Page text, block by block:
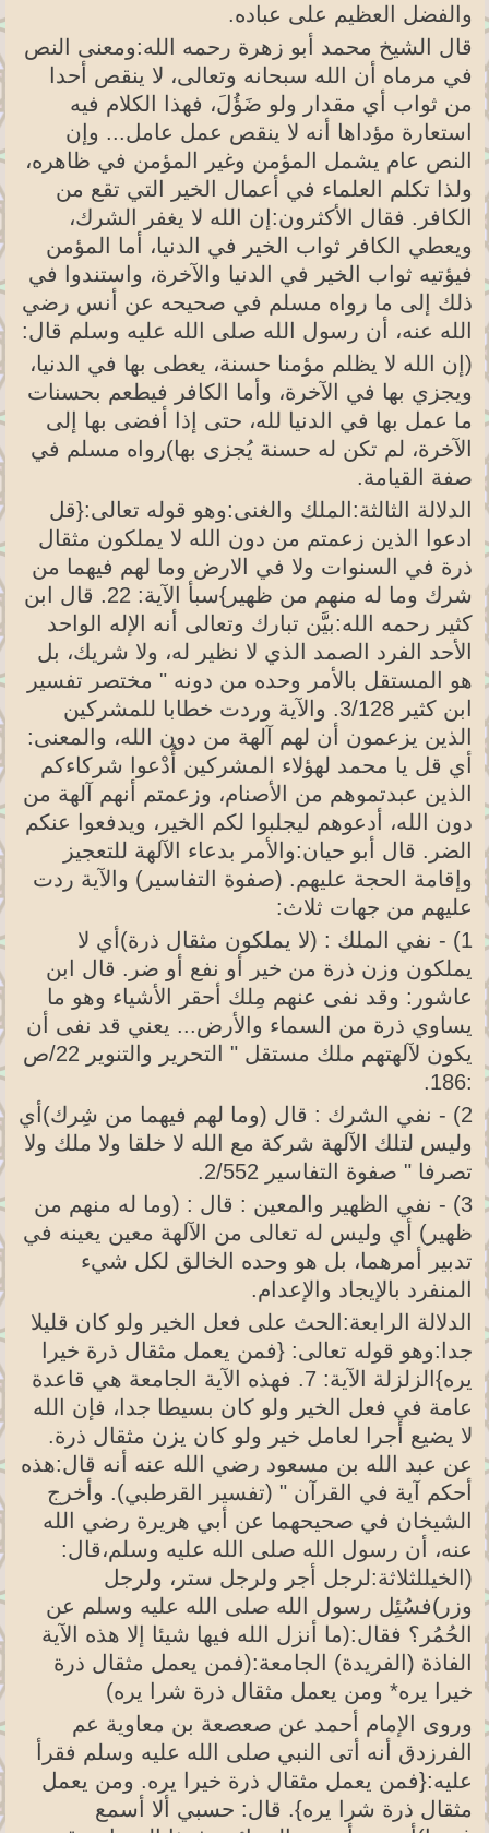
والفضل العظيم على عباده.
قال الشيخ محمد أبو زهرة رحمه الله:ومعنى النص
في مرماه أن الله سبحانه وتعالى، لا ينقص أحدا
من ثواب أي مقدار ولو ضَؤُلَ، فهذا الكلام فيه
استعارة مؤداها أنه لا ينقص عمل عامل... وإن
النص عام يشمل المؤمن وغير المؤمن في ظاهره،
ولذا تكلم العلماء في أعمال الخير التي تقع من
الكافر. فقال الأكثرون:إن الله لا يغفر الشرك،
ويعطي الكافر ثواب الخير في الدنيا، أما المؤمن
فيؤتيه ثواب الخير في الدنيا والآخرة، واستندوا في
ذلك إلى ما رواه مسلم في صحيحه عن أنس رضي
الله عنه، أن رسول الله صلى الله عليه وسلم قال:
(إن الله لا يظلم مؤمنا حسنة، يعطى بها في الدنيا،
ويجزي بها في الآخرة، وأما الكافر فيطعم بحسنات
ما عمل بها في الدنيا لله، حتى إذا أفضى بها إلى
الآخرة، لم تكن له حسنة يُجزى بها)رواه مسلم في
صفة القيامة.
الدلالة الثالثة:الملك والغنى:وهو قوله تعالى:{قل
ادعوا الذين زعمتم من دون الله لا يملكون مثقال
ذرة في السنوات ولا في الارض وما لهم فيهما من
شرك وما له منهم من ظهير}سبأ الآية: 22. قال ابن
كثير رحمه الله:بيَّن تبارك وتعالى أنه الإله الواحد
الأحد الفرد الصمد الذي لا نظير له، ولا شريك، بل
هو المستقل بالأمر وحده من دونه " مختصر تفسير
ابن كثير 3/128. والآية وردت خطابا للمشركين
الذين يزعمون أن لهم آلهة من دون الله، والمعنى:
أي قل يا محمد لهؤلاء المشركين أُدْعوا شركاءكم
الذين عبدتموهم من الأصنام، وزعمتم أنهم آلهة من
دون الله، أدعوهم ليجلبوا لكم الخير، ويدفعوا عنكم
الضر. قال أبو حيان:والأمر بدعاء الآلهة للتعجيز
وإقامة الحجة عليهم. (صفوة التفاسير) والآية ردت
عليهم من جهات ثلاث:
1) - نفي الملك : (لا يملكون مثقال ذرة)أي لا
يملكون وزن ذرة من خير أو نفع أو ضر. قال ابن
عاشور: وقد نفى عنهم مِلك أحقر الأشياء وهو ما
يساوي ذرة من السماء والأرض... يعني قد نفى أن
يكون لآلهتهم ملك مستقل " التحرير والتنوير 22/ص
:186.
2) - نفي الشرك : قال (وما لهم فيهما من شِرك)أي
وليس لتلك الآلهة شركة مع الله لا خلقا ولا ملك ولا
تصرفا " صفوة التفاسير 2/552.
3) - نفي الظهير والمعين : قال : (وما له منهم من
ظهير) أي وليس له تعالى من الآلهة معين يعينه في
تدبير أمرهما، بل هو وحده الخالق لكل شيء
المنفرد بالإيجاد والإعدام.
الدلالة الرابعة:الحث على فعل الخير ولو كان قليلا
جدا:وهو قوله تعالى: {فمن يعمل مثقال ذرة خيرا
يره}الزلزلة الآية: 7. فهذه الآية الجامعة هي قاعدة
عامة في فعل الخير ولو كان بسيطا جدا، فإن الله
لا يضيع أجرا لعامل خير ولو كان يزن مثقال ذرة.
عن عبد الله بن مسعود رضي الله عنه أنه قال:هذه
أحكم آية في القرآن " (تفسير القرطبي). وأخرج
الشيخان في صحيحهما عن أبي هريرة رضي الله
عنه، أن رسول الله صلى الله عليه وسلم،قال:
(الخيللثلاثة:لرجل أجر ولرجل ستر، ولرجل
وزر)فسُئِل رسول الله صلى الله عليه وسلم عن
الحُمُر؟ فقال:(ما أنزل الله فيها شيئا إلا هذه الآية
الفاذة (الفريدة) الجامعة:(فمن يعمل مثقال ذرة
خيرا يره* ومن يعمل مثقال ذرة شرا يره)
وروى الإمام أحمد عن صعصعة بن معاوية عم
الفرزدق أنه أتى النبي صلى الله عليه وسلم فقرأ
عليه:{فمن يعمل مثقال ذرة خيرا يره. ومن يعمل
مثقال ذرة شرا يره}. قال: حسبي ألا أسمع